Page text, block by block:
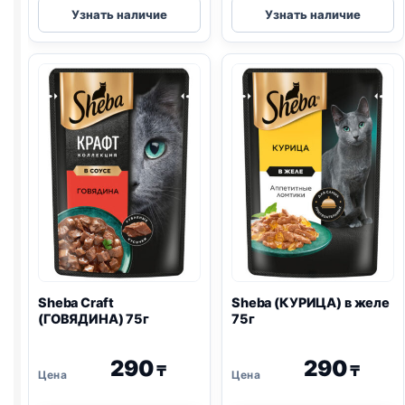
(КРОЛИК,
ИНДЕЙКА)
Узнать наличие
(ТЕЛЯТИНА)
в
Узнать наличие
Sheba Craft
(ГОВЯДИНА) 75г
290₸
Sheba (КУРИЦА) в желе
75г
290₸